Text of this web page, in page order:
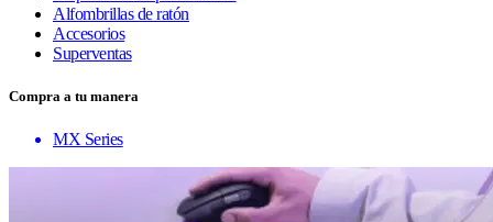
Alfombrillas de ratón
Accesorios
Superventas
Compra a tu manera
MX Series